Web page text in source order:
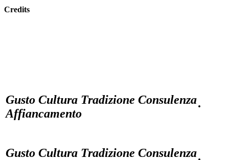
Credits
Gusto Cultura Tradizione Consulenza
Affiancamento
·
Gusto Cultura Tradizione Consulenza